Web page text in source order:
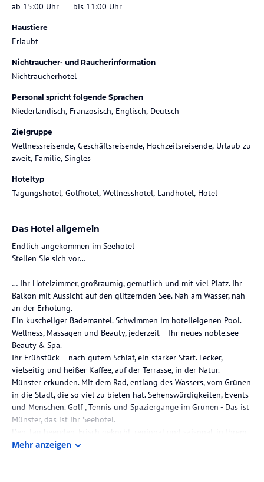
ab 15:00 Uhr bis 11:00 Uhr
Haustiere
Erlaubt
Nichtraucher- und Raucherinformation
Nichtraucherhotel
Personal spricht folgende Sprachen
Niederländisch, Französisch, Englisch, Deutsch
Zielgruppe
Wellnessreisende, Geschäftsreisende, Hochzeitsreisende, Urlaub zu
zweit, Familie, Singles
Hoteltyp
Tagungshotel, Golfhotel, Wellnesshotel, Landhotel, Hotel
Das Hotel allgemein
Endlich angekommen im Seehotel
Stellen Sie sich vor…
… Ihr Hotelzimmer, großräumig, gemütlich und mit viel Platz. Ihr
Balkon mit Aussicht auf den glitzernden See. Nah am Wasser, nah
an der Erholung.
Ein kuscheliger Bademantel. Schwimmen im hoteileigenen Pool.
Wellness, Massagen und Beauty, jederzeit – Ihr neues noble.see
Beauty & Spa.
Ihr Frühstück – nach gutem Schlaf, ein starker Start. Lecker,
vielseitig und heißer Kaffee, auf der Terrasse, in der Natur.
Münster erkunden. Mit dem Rad, entlang des Wassers, vom Grünen
in die Stadt, die so viel zu bieten hat. Sehenswürdigkeiten, Events
und Menschen. Golf , Tennis und Spaziergänge im Grünen - Das ist
Münster, das ist Ihr Seehotel.
Den Tag beenden. Frisch gekocht, regional und saisonal, in Ihrem
Restaurant, auf Ihrer Sonnenterrasse. Gemeinsame Erinnerungen
Mehr anzeigen